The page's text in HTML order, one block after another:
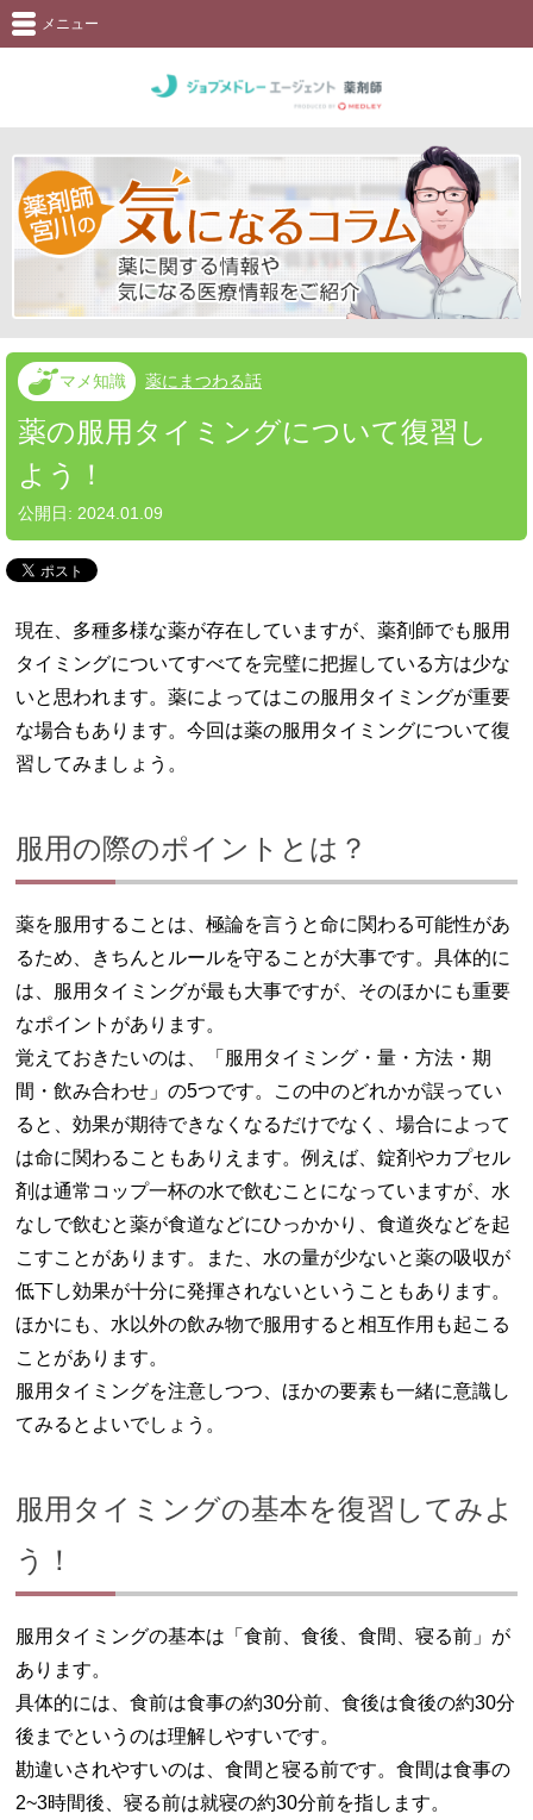
メニュー
マメ知識 薬にまつわる話
薬の服用タイミングについて復習し
よう！
公開日: 2024.01.09
現在、多種多様な薬が存在していますが、薬剤師でも服用
タイミングについてすべてを完璧に把握している方は少な
いと思われます。薬によってはこの服用タイミングが重要
な場合もあります。今回は薬の服用タイミングについて復
習してみましょう。
服用の際のポイントとは？
薬を服用することは、極論を言うと命に関わる可能性があ
るため、きちんとルールを守ることが大事です。具体的に
は、服用タイミングが最も大事ですが、そのほかにも重要
なポイントがあります。
覚えておきたいのは、「服用タイミング・量・方法・期
間・飲み合わせ」の5つです。この中のどれかが誤ってい
ると、効果が期待できなくなるだけでなく、場合によって
は命に関わることもありえます。例えば、錠剤やカプセル
剤は通常コップ一杯の水で飲むことになっていますが、水
なしで飲むと薬が食道などにひっかかり、食道炎などを起
こすことがあります。また、水の量が少ないと薬の吸収が
低下し効果が十分に発揮されないということもあります。
ほかにも、水以外の飲み物で服用すると相互作用も起こる
ことがあります。
服用タイミングを注意しつつ、ほかの要素も一緒に意識し
てみるとよいでしょう。
服用タイミングの基本を復習してみよ
う！
服用タイミングの基本は「食前、食後、食間、寝る前」が
あります。
具体的には、食前は食事の約30分前、食後は食後の約30分
後までというのは理解しやすいです。
勘違いされやすいのは、食間と寝る前です。食間は食事の
2~3時間後、寝る前は就寝の約30分前を指します。